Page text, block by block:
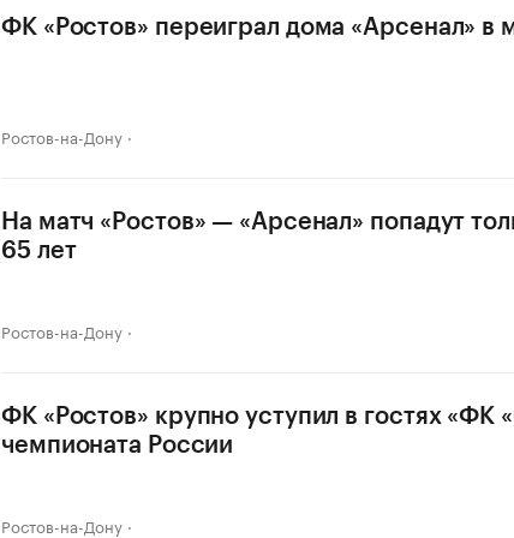
ФК «Ростов» переиграл дома «Арсенал» в
Ростов-на-Дону
На матч «Ростов» — «Арсенал» попадут
65 лет
Ростов-на-Дону
ФК «Ростов» крупно уступил в гостях «ФК
чемпионата России
Ростов-на-Дону